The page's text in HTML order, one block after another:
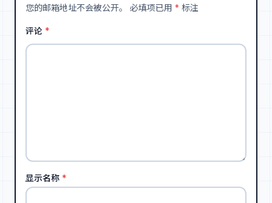
您的邮箱地址不会被公开。 必填项已用 * 标注
评论 *
显示名称 *